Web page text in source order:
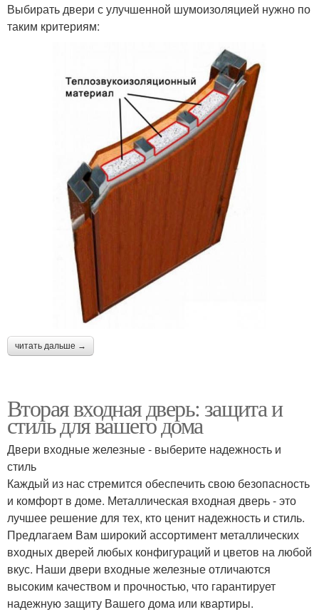
Выбирать двери с улучшенной шумоизоляцией нужно по
таким критериям:
читать дальше →
Вторая входная дверь: защита и
стиль для вашего дома
Двери входные железные - выберите надежность и
стиль
Каждый из нас стремится обеспечить свою безопасность
и комфорт в доме. Металлическая входная дверь - это
лучшее решение для тех, кто ценит надежность и стиль.
Предлагаем Вам широкий ассортимент металлических
входных дверей любых конфигураций и цветов на любой
вкус. Наши двери входные железные отличаются
высоким качеством и прочностью, что гарантирует
надежную защиту Вашего дома или квартиры.